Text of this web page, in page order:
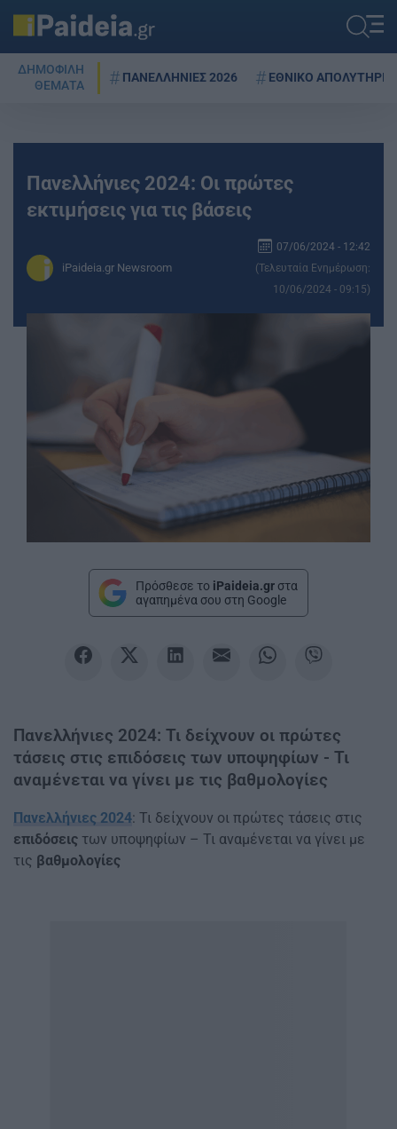
ΔΗΜΟΦΙΛΗ
ΘΕΜΑΤΑ
ΠΑΝΕΛΛΗΝΙΕΣ 2026 ΕΘΝΙΚΟ ΑΠΟΛΥΤΗΡΙΟ
Πανελλήνιες 2024: Οι πρώτες
εκτιμήσεις για τις βάσεις
iPaideia.gr Newsroom
07/06/2024 - 12:42
(Τελευταία Ενημέρωση:
10/06/2024 - 09:15)
Πρόσθεσε το iPaideia.gr στα
αγαπημένα σου στη Google
Πανελλήνιες 2024: Τι δείχνουν οι πρώτες
τάσεις στις επιδόσεις των υποψηφίων - Τι
αναμένεται να γίνει με τις βαθμολογίες
Πανελλήνιες 2024: Τι δείχνουν οι πρώτες τάσεις στις
επιδόσεις των υποψηφίων – Τι αναμένεται να γίνει με
τις βαθμολογίες